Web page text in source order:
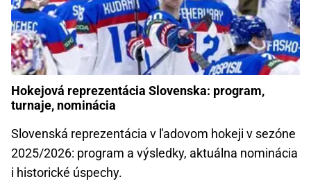
Hokejová reprezentácia Slovenska: program,
turnaje, nominácia
Slovenská reprezentácia v ľadovom hokeji v sezóne
2025/2026: program a výsledky, aktuálna nominácia
i historické úspechy.